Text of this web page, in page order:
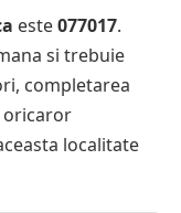
este077017.
si trebuie
completarea
oricaror
localitate